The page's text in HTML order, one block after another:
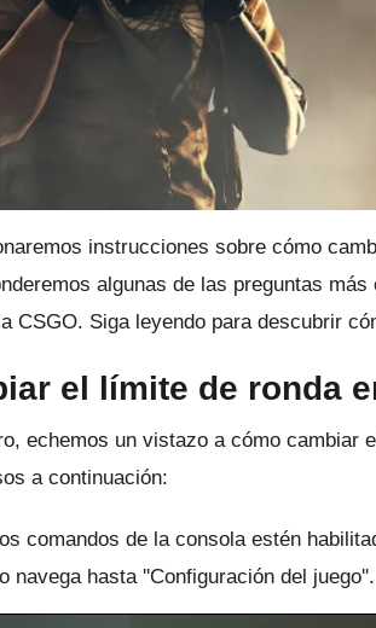
instrucciones sobre cómo
algunas de las preguntas
CSGO. Siga leyendo para descubrir
el límite de ronda
echemos un vistazo a cómo cambiar
a continuación:
comandos de la consola estén
navega hasta ''Configuración del juego''.